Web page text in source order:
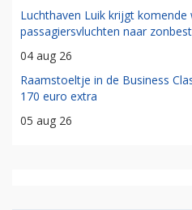
Luchthaven Luik krijgt komende
passagiersvluchten naar
04 aug 26
Raamstoeltje in de Business
170 euro extra
05 aug 26